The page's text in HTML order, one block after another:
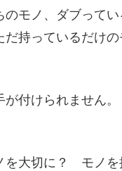
モノ、ダブってい
持っているだけの
付けられません。
を大切に？ モノを